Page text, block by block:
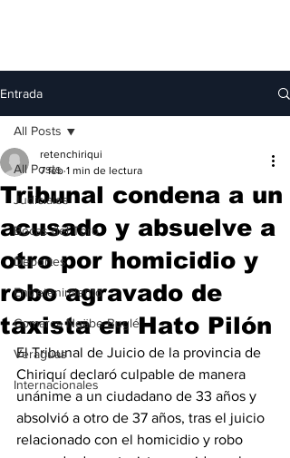
Entrada
All Posts
Judiciales
Bocas del Toro
Deportes
Entretenimiento
Comarca Ngäbe-Buglé
Veraguas
Internacionales
All Posts
Tribunal condena a un
acusado y absuelve a
otro por homicidio y
robo agravado de
taxista en Hato Pilón
retenchiriqui
7 feb 1 min de lectura
El Tribunal de Juicio de la provincia de
Chiriquí declaró culpable de manera
unánime a un ciudadano de 33 años y
absolvió a otro de 37 años, tras el juicio
relacionado con el homicidio y robo